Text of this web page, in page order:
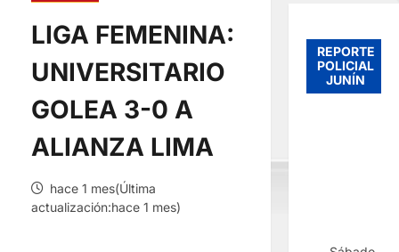
LIGA FEMENINA:
UNIVERSITARIO
GOLEA 3-0 A
ALIANZA LIMA
hace 1 mes(Última
actualización:hace 1 mes)
REPORTE
POLICIAL
JUNÍN